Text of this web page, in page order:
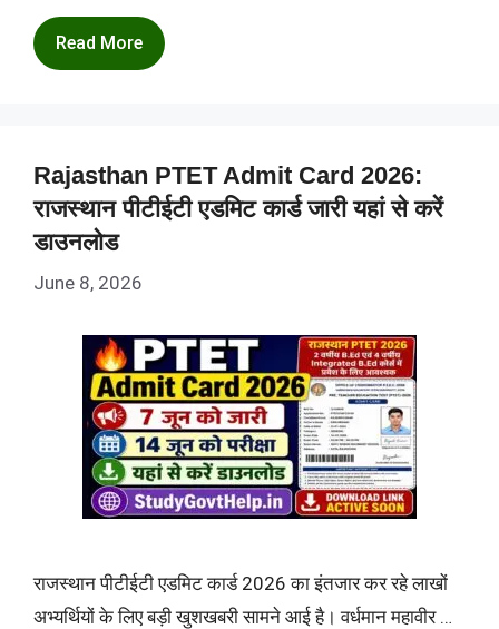
Read More
Rajasthan PTET Admit Card 2026:
राजस्थान पीटीईटी एडमिट कार्ड जारी यहां से करें
डाउनलोड
June 8, 2026
राजस्थान पीटीईटी एडमिट कार्ड 2026 का इंतजार कर रहे लाखों
अभ्यर्थियों के लिए बड़ी खुशखबरी सामने आई है। वर्धमान महावीर …